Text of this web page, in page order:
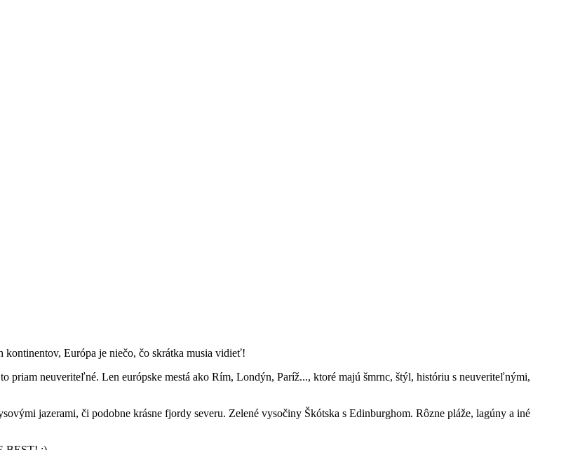
Európa je niečo, čo skrátka musia vidieť!
priam neuveriteľné. Len európske mestá ako Rím, Londýn, Paríž..., ktoré majú šmrnc, štýl, históriu s neuveriteľnými,
jazerami, či podobne krásne fjordy severu. Zelené vysočiny Škótska s Edinburghom. Rôzne pláže, lagúny a iné